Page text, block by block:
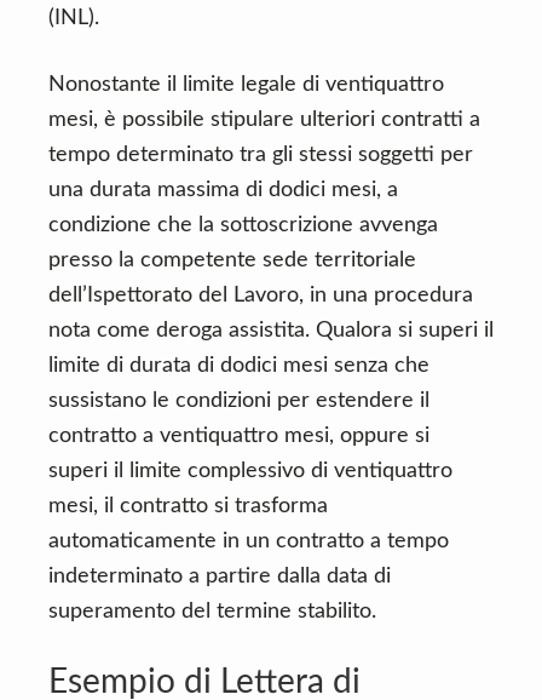
(INL).
Nonostante il limite legale di ventiquattro
mesi, è possibile stipulare ulteriori contratti a
tempo determinato tra gli stessi soggetti per
una durata massima di dodici mesi, a
condizione che la sottoscrizione avvenga
presso la competente sede territoriale
dell’Ispettorato del Lavoro, in una procedura
nota come deroga assistita. Qualora si superi il
limite di durata di dodici mesi senza che
sussistano le condizioni per estendere il
contratto a ventiquattro mesi, oppure si
superi il limite complessivo di ventiquattro
mesi, il contratto si trasforma
automaticamente in un contratto a tempo
indeterminato a partire dalla data di
superamento del termine stabilito.
Esempio di Lettera di